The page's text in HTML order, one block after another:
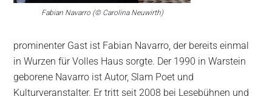
Fabian Navarro (© Carolina Neuwirth)
prominenter Gast ist Fabian Navarro, der bereits einmal
in Wurzen für Volles Haus sorgte. Der 1990 in Warstein
geborene Navarro ist Autor, Slam Poet und
Kulturveranstalter. Er tritt seit 2008 bei Lesebühnen und